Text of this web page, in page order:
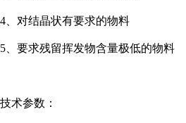
4、对结晶状有要求的物料
5、要求残留挥发物含量极低的物料
技术参数：